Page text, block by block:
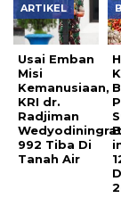
ARTIKEL
Usai Emban
Misi
Kemanusiaan,
KRI dr.
Radjiman
992 Tiba Di
Tanah Air